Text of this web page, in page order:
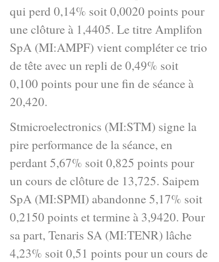
qui perd 0,14% soit 0,0020 points pour
une clôture à 1,4405. Le titre Amplifon
SpA (MI:AMPF) vient compléter ce trio
de tête avec un repli de 0,49% soit
0,100 points pour une fin de séance à
20,420.
Stmicroelectronics (MI:STM) signe la
pire performance de la séance, en
perdant 5,67% soit 0,825 points pour
un cours de clôture de 13,725. Saipem
SpA (MI:SPMI) abandonne 5,17% soit
0,2150 points et termine à 3,9420. Pour
sa part, Tenaris SA (MI:TENR) lâche
4,23% soit 0,51 points pour un cours de